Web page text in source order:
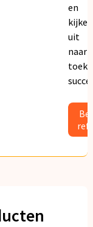
en
kijken
uit
naar